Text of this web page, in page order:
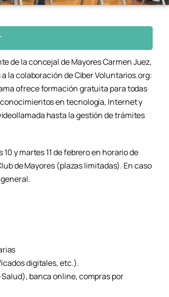
de la concejal de Mayores Carmen Juez,
la colaboración de Ciber Voluntarios.org:
ofrece formación gratuita para todas
en tecnología, Internet y
hasta la gestión de trámites
y martes 11 de febrero en horario de
de Mayores (plazas limitadas). En caso
digitales, etc.).
banca online, compras por